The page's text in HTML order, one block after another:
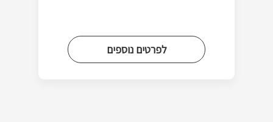
לפרטים נוספים